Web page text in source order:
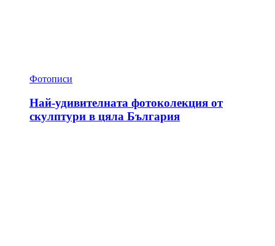
Фотописи
Най-удивителната фотоколекция от
скулптури в цяла България